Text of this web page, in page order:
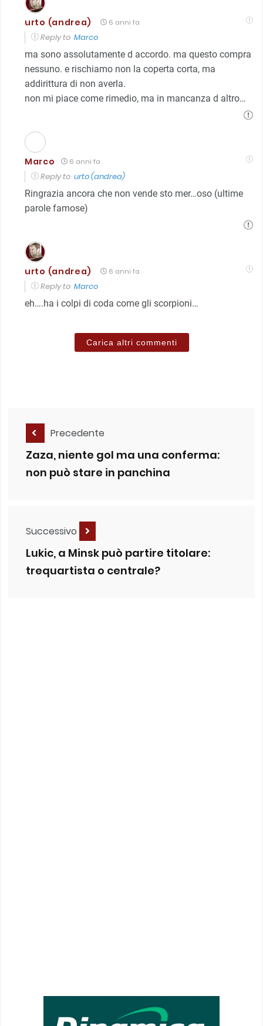
urto (andrea) 6 anni fa
Reply to Marco
ma sono assolutamente d accordo. ma questo compra
nessuno. e rischiamo non la coperta corta, ma
addirittura di non averla.
non mi piace come rimedio, ma in mancanza d altro…
Marco 6 anni fa
Reply to urto (andrea)
Ringrazia ancora che non vende sto mer…oso (ultime
parole famose)
urto (andrea) 6 anni fa
Reply to Marco
eh….ha i colpi di coda come gli scorpioni…
Carica altri commenti
Precedente
Zaza, niente gol ma una conferma:
non può stare in panchina
Successivo
Lukic, a Minsk può partire titolare:
trequartista o centrale?